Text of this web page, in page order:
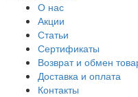
О нас
Акции
Статьи
Сертификаты
Возврат и обмен
Доставка и оплата
Контакты